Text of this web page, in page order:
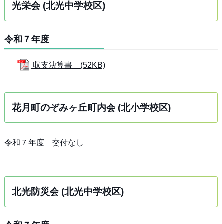
光栄会 (北光中学校区)
令和７年度
収支決算書 (52KB)
花月町のぞみヶ丘町内会 (北小学校区)
令和７年度 交付なし
北光防災会 (北光中学校区)